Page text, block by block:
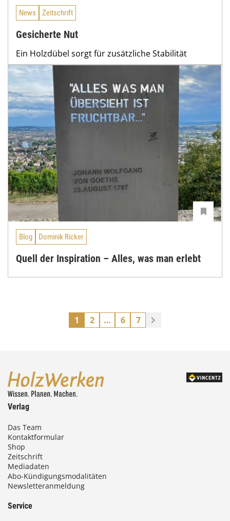
News Zeitschrift
Gesicherte Nut
Ein Holzdübel sorgt für zusätzliche Stabilität
Blog Dominik Ricker
Quell der Inspiration – Alles, was man erlebt
1 2 … 6 7
Verlag
Das Team
Kontaktformular
Shop
Zeitschrift
Mediadaten
Abo-Kündigungsmodalitäten
Newsletteranmeldung
Service